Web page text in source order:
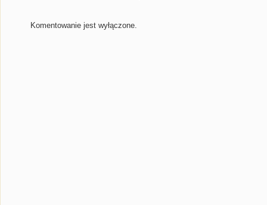
Komentowanie jest wyłączone.